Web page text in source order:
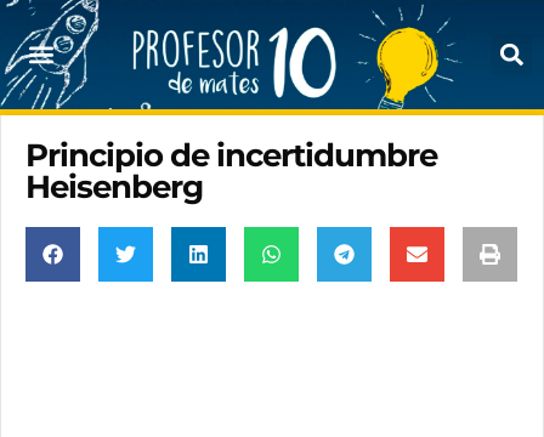
Principio de incertidumbre
Heisenberg